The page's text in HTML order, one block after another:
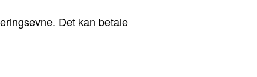
Det kan betale